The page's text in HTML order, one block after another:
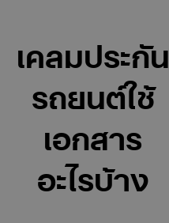
เคลมประกัน
รถยนต์ใช้
เอกสาร
อะไรบ้าง